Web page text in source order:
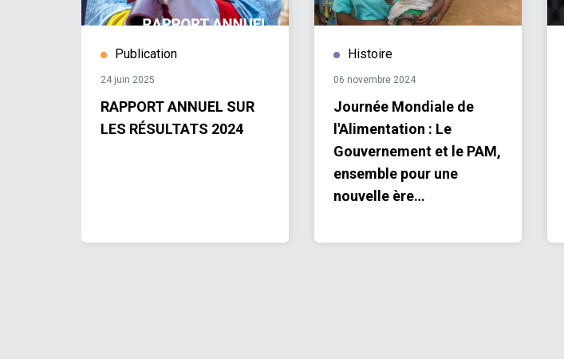
Publication
24 juin 2025
RAPPORT ANNUEL SUR
LES RÉSULTATS 2024
Histoire
06 novembre 2024
Journée Mondiale de
l'Alimentation : Le
Gouvernement et le PAM,
ensemble pour une
nouvelle ère
communautés de l’Est